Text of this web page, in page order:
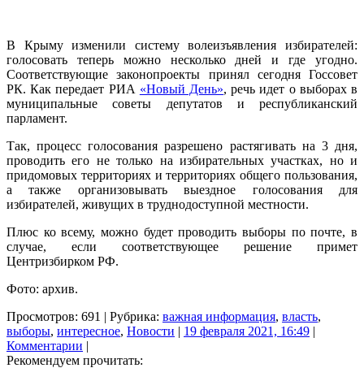
В Крыму изменили систему волеизъявления избирателей:
голосовать теперь можно несколько дней и где угодно.
Соответствующие законопроекты принял сегодня Госсовет
РК. Как передает РИА «Новый День», речь идет о выборах в
муниципальные советы депутатов и республиканский
парламент.
Так, процесс голосования разрешено растягивать на 3 дня,
проводить его не только на избирательных участках, но и
придомовых территориях и территориях общего пользования,
а также организовывать выездное голосования для
избирателей, живущих в труднодоступной местности.
Плюс ко всему, можно будет проводить выборы по почте, в
случае, если соответствующее решение примет
Центризбирком РФ.
Фото: архив.
Просмотров: 691 | Рубрика: важная информация, власть,
выборы, интересное, Новости | 19 февраля 2021, 16:49 |
Комментарии |
Рекомендуем прочитать: